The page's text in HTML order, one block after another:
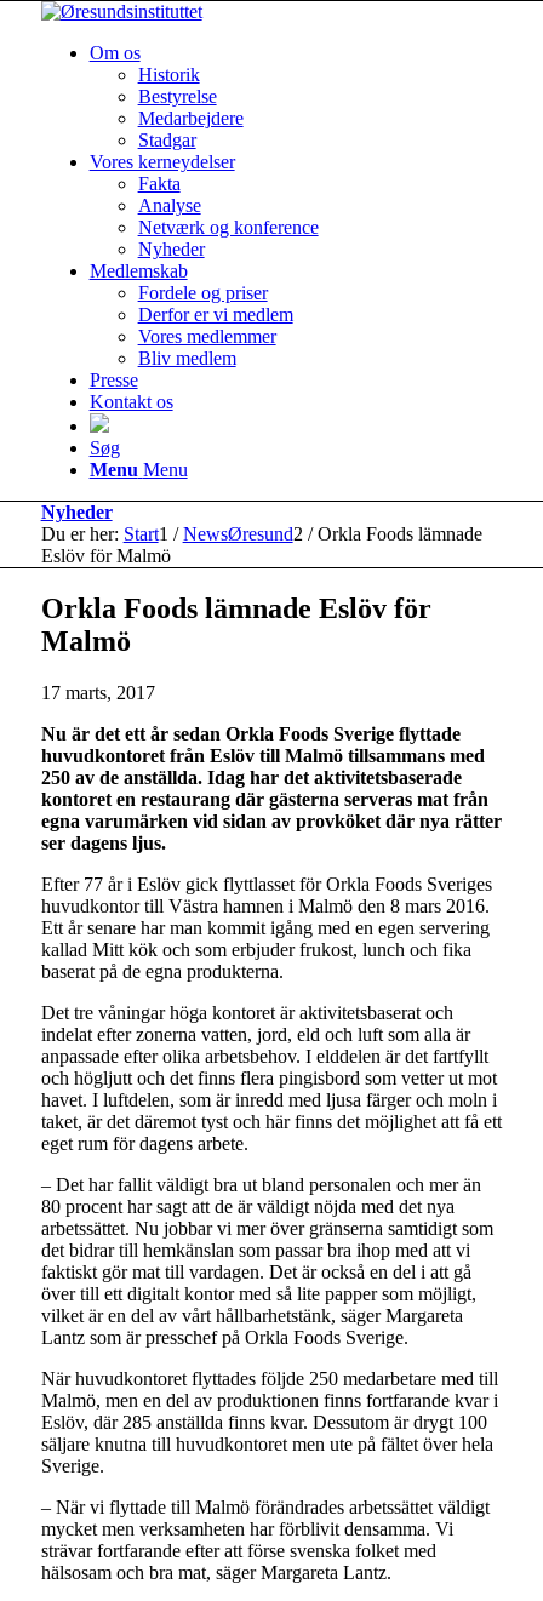
Om os
Historik
Bestyrelse
Medarbejdere
Stadgar
Vores kerneydelser
Fakta
Analyse
Netværk og konference
Nyheder
Medlemskab
Fordele og priser
Derfor er vi medlem
Vores medlemmer
Bliv medlem
Presse
Kontakt os
Søg
Menu Menu
Nyheder
Du er her: Start1 / NewsØresund2 / Orkla Foods lämnade
Eslöv för Malmö
Orkla Foods lämnade Eslöv för
Malmö
17 marts, 2017
Nu är det ett år sedan Orkla Foods Sverige flyttade
huvudkontoret från Eslöv till Malmö tillsammans med
250 av de anställda. Idag har det aktivitetsbaserade
kontoret en restaurang där gästerna serveras mat från
egna varumärken vid sidan av provköket där nya rätter
ser dagens ljus.
Efter 77 år i Eslöv gick flyttlasset för Orkla Foods Sveriges
huvudkontor till Västra hamnen i Malmö den 8 mars 2016.
Ett år senare har man kommit igång med en egen servering
kallad Mitt kök och som erbjuder frukost, lunch och fika
baserat på de egna produkterna.
Det tre våningar höga kontoret är aktivitetsbaserat och
indelat efter zonerna vatten, jord, eld och luft som alla är
anpassade efter olika arbetsbehov. I elddelen är det fartfyllt
och högljutt och det finns flera pingisbord som vetter ut mot
havet. I luftdelen, som är inredd med ljusa färger och moln i
taket, är det däremot tyst och här finns det möjlighet att få ett
eget rum för dagens arbete.
– Det har fallit väldigt bra ut bland personalen och mer än
80 procent har sagt att de är väldigt nöjda med det nya
arbetssättet. Nu jobbar vi mer över gränserna samtidigt som
det bidrar till hemkänslan som passar bra ihop med att vi
faktiskt gör mat till vardagen. Det är också en del i att gå
över till ett digitalt kontor med så lite papper som möjligt,
vilket är en del av vårt hållbarhetstänk, säger Margareta
Lantz som är presschef på Orkla Foods Sverige.
När huvudkontoret flyttades följde 250 medarbetare med till
Malmö, men en del av produktionen finns fortfarande kvar i
Eslöv, där 285 anställda finns kvar. Dessutom är drygt 100
säljare knutna till huvudkontoret men ute på fältet över hela
Sverige.
– När vi flyttade till Malmö förändrades arbetssättet väldigt
mycket men verksamheten har förblivit densamma. Vi
strävar fortfarande efter att förse svenska folket med
hälsosam och bra mat, säger Margareta Lantz.